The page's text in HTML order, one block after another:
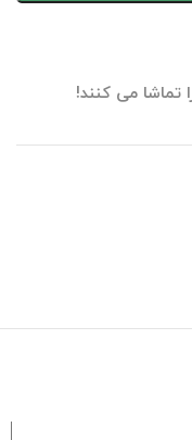
تماشا می کنند!